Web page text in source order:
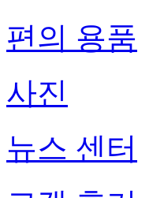
편의 용품
사진
뉴스 센터